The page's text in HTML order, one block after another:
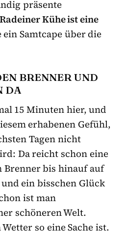
präsente
Kühe ist eine
Samtcape über die
BRENNER UND
DA
15 Minuten hier, und
erhabenen Gefühl,
Tagen nicht
Da reicht schon eine
bis hinauf auf
ein bisschen Glück
ist man
schöneren Welt.
so eine Sache ist.